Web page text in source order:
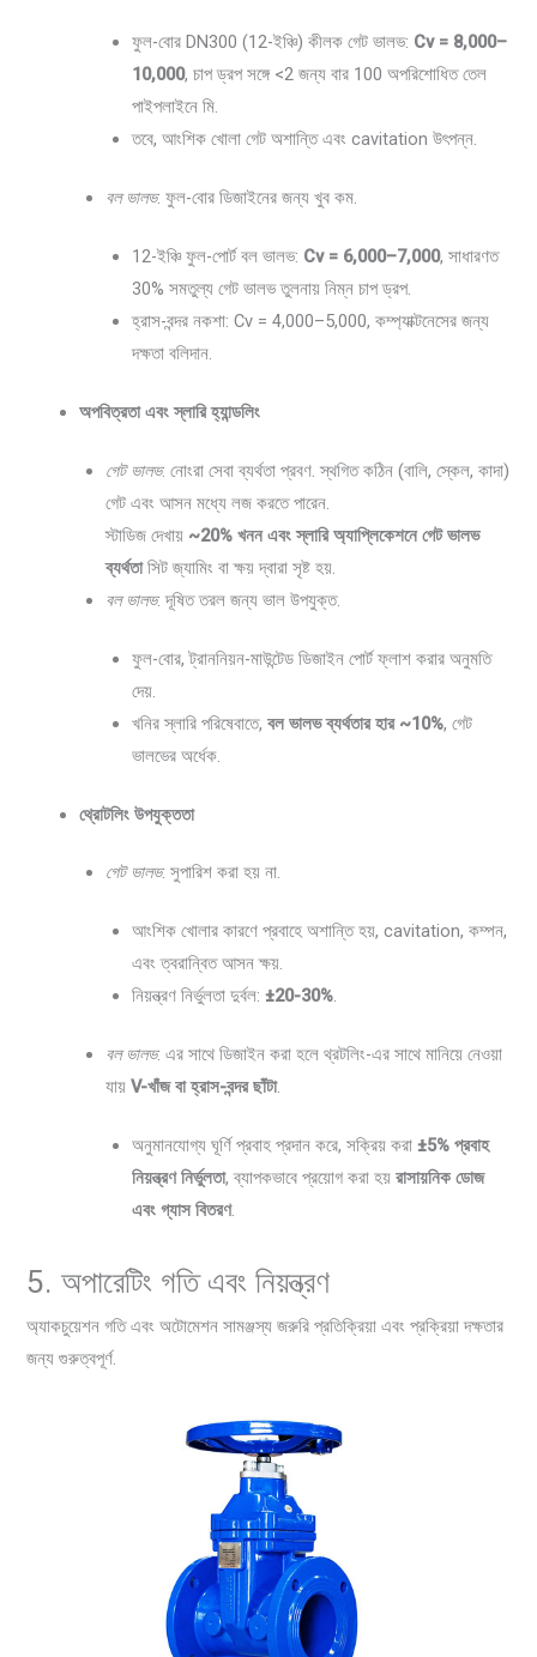
ফুল-বোর DN300 (12-ইঞ্চি) কীলক গেট ভালভ: Cv = 8,000–
10,000, চাপ ড্রপ সঙ্গে <2 জন্য বার 100 অপরিশোধিত তেল
পাইপলাইনে মি.
তবে, আংশিক খোলা গেট অশান্তি এবং cavitation উৎপন্ন.
বল ভালভ: ফুল-বোর ডিজাইনের জন্য খুব কম.
12-ইঞ্চি ফুল-পোর্ট বল ভালভ: Cv = 6,000–7,000, সাধারণত
30% সমতুল্য গেট ভালভ তুলনায় নিম্ন চাপ ড্রপ.
হ্রাস-বন্দর নকশা: Cv = 4,000–5,000, কম্প্যাক্টনেসের জন্য
দক্ষতা বলিদান.
অপবিত্রতা এবং স্লারি হ্যান্ডলিং
গেট ভালভ: নোংরা সেবা ব্যর্থতা প্রবণ. স্থগিত কঠিন (বালি, স্কেল, কাদা)
গেট এবং আসন মধ্যে লজ করতে পারেন.
স্টাডিজ দেখায় ~20% খনন এবং স্লারি অ্যাপ্লিকেশনে গেট ভালভ
ব্যর্থতাসিট জ্যামিং বা ক্ষয় দ্বারা সৃষ্ট হয়.
বল ভালভ: দূষিত তরল জন্য ভাল উপযুক্ত.
ফুল-বোর, ট্রাননিয়ন-মাউন্টেড ডিজাইন পোর্ট ফ্লাশ করার অনুমতি
দেয়.
খনির স্লারি পরিষেবাতে, বল ভালভ ব্যর্থতার হার ~10%, গেট
ভালভের অর্ধেক.
থ্রোটলিং উপযুক্ততা
গেট ভালভ: সুপারিশ করা হয় না.
আংশিক খোলার কারণে প্রবাহে অশান্তি হয়, cavitation, কম্পন,
এবং ত্বরান্বিত আসন ক্ষয়.
নিয়ন্ত্রণ নির্ভুলতা দুর্বল: ±20-30%.
বল ভালভ: এর সাথে ডিজাইন করা হলে থ্রটলিং-এর সাথে মানিয়ে নেওয়া
যায়V-খাঁজ বা হ্রাস-বন্দর ছাঁটা.
অনুমানযোগ্য ঘূর্ণি প্রবাহ প্রদান করে, সক্রিয় করা ±5% প্রবাহ
নিয়ন্ত্রণ নির্ভুলতা, ব্যাপকভাবে প্রয়োগ করা হয় রাসায়নিক ডোজ
এবং গ্যাস বিতরণ.
5. অপারেটিং গতি এবং নিয়ন্ত্রণ
অ্যাকচুয়েশন গতি এবং অটোমেশন সামঞ্জস্য জরুরি প্রতিক্রিয়া এবং প্রক্রিয়া দক্ষতার
জন্য গুরুত্বপূর্ণ.